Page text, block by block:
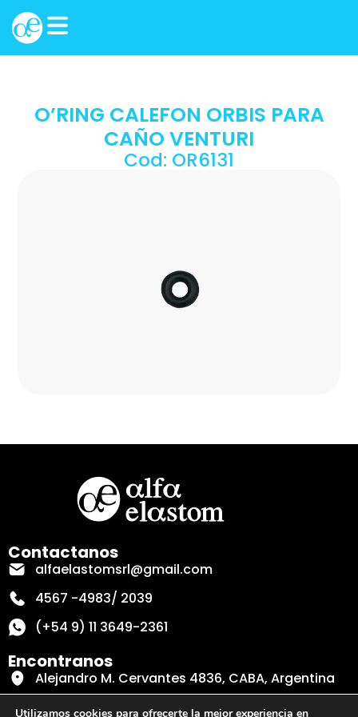
O’RING CALEFON ORBIS PARA
CAÑO VENTURI
Cod: OR6131
Contactanos
alfaelastomsrl@gmail.com
4567 -4983/ 2039
(+54 9) 11 3649-2361
Encontranos
Alejandro M. Cervantes 4836, CABA, Argentina
Secciones
Utilizamos cookies para ofrecerte la mejor experiencia en